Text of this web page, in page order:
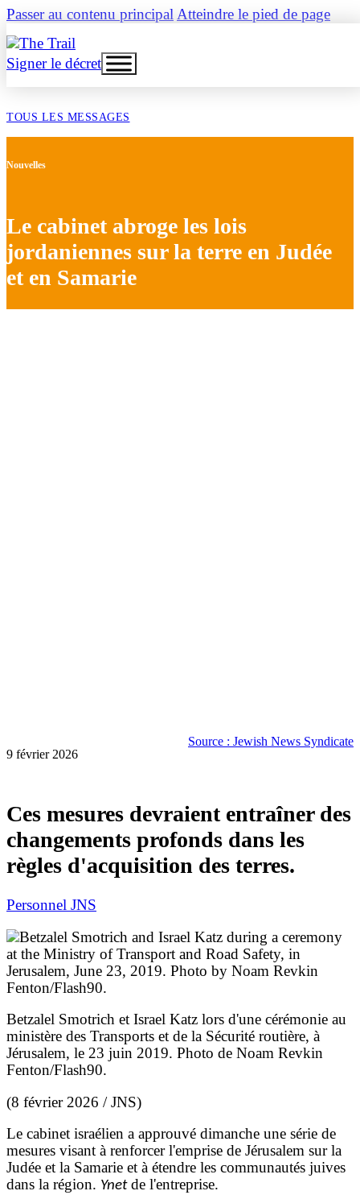
Passer au contenu principal Atteindre le pied de page
Signer le décret
TOUS LES MESSAGES
Nouvelles
Le cabinet abroge les lois
jordaniennes sur la terre en Judée
et en Samarie
9 février 2026
Source : Jewish News Syndicate
Ces mesures devraient entraîner des
changements profonds dans les
règles d'acquisition des terres.
Personnel JNS
Betzalel Smotrich et Israel Katz lors d'une cérémonie au
ministère des Transports et de la Sécurité routière, à
Jérusalem, le 23 juin 2019. Photo de Noam Revkin
Fenton/Flash90.
(8 février 2026 / JNS)
Le cabinet israélien a approuvé dimanche une série de
mesures visant à renforcer l'emprise de Jérusalem sur la
Judée et la Samarie et à étendre les communautés juives
dans la région. Ynetde l'entreprise.